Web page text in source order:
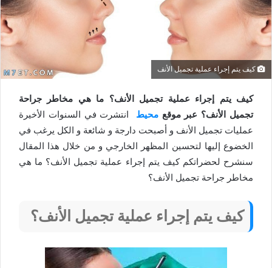
كيف يتم إجراء عملية تجميل الأنف
كيف يتم إجراء عملية تجميل الأنف؟ ما هي مخاطر جراحة
تجميل الأنف؟ عبر موقعمحيط
انتشرت في السنوات الأخيرة
عمليات تجميل الأنف و أصبحت دارجة و شائعة و الكل يرغب في
الخضوع إليها لتحسين المظهر الخارجي و من خلال هذا المقال
سنشرح لحضراتكم كيف يتم إجراء عملية تجميل الأنف؟ ما هي
مخاطر جراحة تجميل الأنف؟
كيف يتم إجراء عملية تجميل الأنف؟